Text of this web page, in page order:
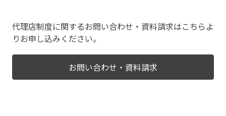
代理店制度に関するお問い合わせ・資料請求はこちらよ
りお申し込みください。
お問い合わせ・資料請求